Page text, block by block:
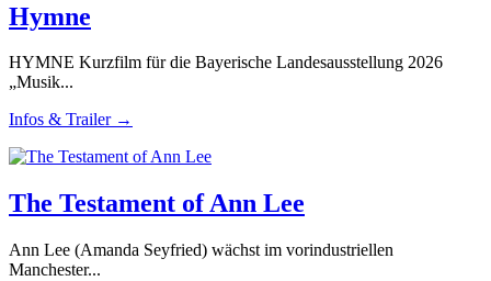
Hymne
HYMNE Kurzfilm für die Bayerische Landesausstellung 2026
„Musik...
Infos & Trailer →
The Testament of Ann Lee
Ann Lee (Amanda Seyfried) wächst im vorindustriellen
Manchester...